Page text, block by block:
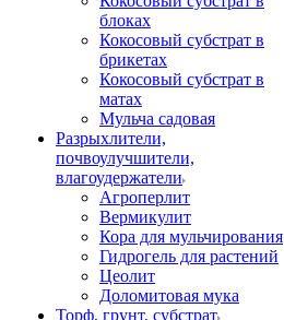
блоках
Кокосовый субстрат в
брикетах
Кокосовый субстрат в
матах
Мульча садовая
Разрыхлители,
почвоулучшители,
влагоудержатели
Агроперлит
Вермикулит
Кора для мульчирования
Гидрогель для растений
Цеолит
Доломитовая мука
Торф, грунт, субстрат